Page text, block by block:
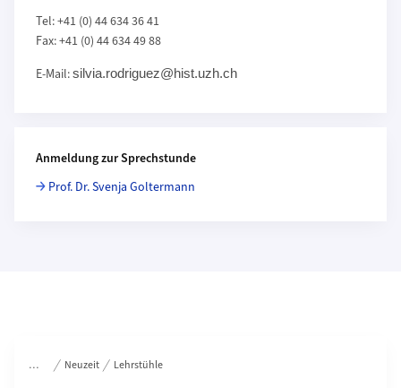
Tel: +41 (0) 44 634 36 41
Fax: +41 (0) 44 634 49 88
E-Mail:silvia.rodriguez@hist.uzh.ch
Anmeldung zur Sprechstunde
Prof. Dr. Svenja Goltermann
Neuzeit Lehrstühle